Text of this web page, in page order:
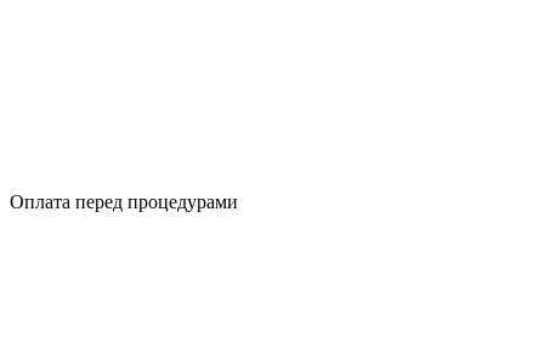
Оплата перед процедурами